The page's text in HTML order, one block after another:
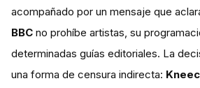
acompañado por un mensaje que
BBC no prohíbe artistas, su
determinadas guías editoriales. La
una forma de censura indirecta: